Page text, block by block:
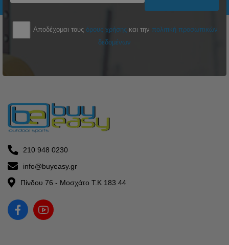
Αποδέχομαι τους όρους χρήσης και την πολιτική προσωπικών
δεδομένων
210 948 0230
info@buyeasy.gr
Πίνδου 76 - Μοσχάτο Τ.Κ 183 44